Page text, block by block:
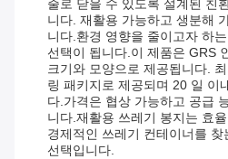
줄로 닫을 수 있도록 설계된 친
니다. 재활용 가능하고 생분해
니다.환경 영향을 줄이고자 하
선택이 됩니다.이 제품은 GRS
크기와 모양으로 제공됩니다.
링 패키지로 제공되며 20 일 이
다.가격은 협상 가능하고 공급
니다.재활용 쓰레기 봉지는 효
경제적인 쓰레기 컨테이너를
선택입니다.